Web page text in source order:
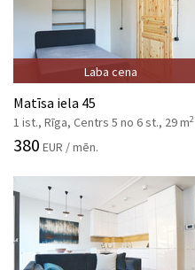
Laba cena
Matīsa iela 45
1 ist., Rīga, Centrs 5 no 6 st., 29 m2
380 EUR / mēn.